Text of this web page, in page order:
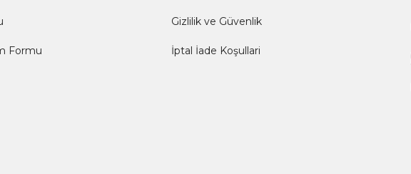
Formu
Gizlilik ve Güvenlik
İptal İade Koşullari